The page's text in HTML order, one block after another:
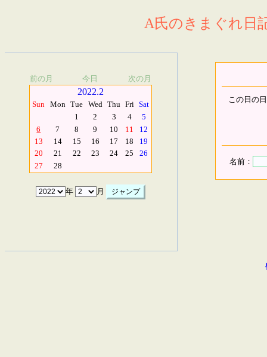
A氏のきまぐれ日
前の月 今日 次の月
2022.2
Sun Mon Tue Wed Thu Fri Sat
1
2 3 4
5
6
7 8 9 10 11
12
13
14 15 16 17 18
19
20
21 22 23 24 25
26
27
28
年 月
この日の
名前：